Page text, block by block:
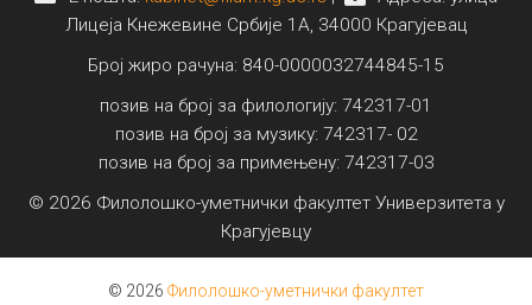
Лицеја Кнежевине Србије 1А, 34000 Крагујевац
Број жиро рачуна: 840-0000032744845-15
позив на број за филологију: 742317-01
позив на број за музику: 742317- 02
позив на број за примењену: 742317-03
© 2026 Филолошко-уметнички факултет Универзитета у
Крагујевцу
© 2026 Филолошко-уметнички факултет